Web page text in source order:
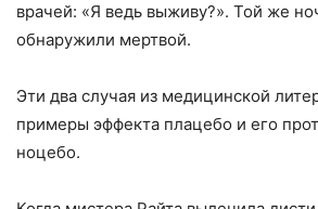
врачей: «Я ведь выживу?». Той же
обнаружили мертвой.
Эти два случая из медицинской
примеры эффекта плацебо и его
ноцебо.